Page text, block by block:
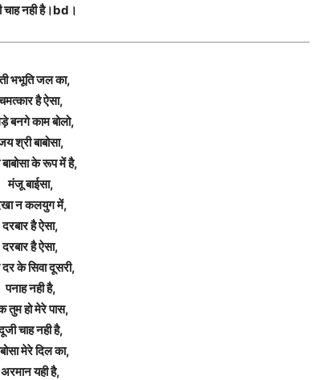
चाह नही है।bd।
भभूति जल का,
है ऐसा,
बनगे काम बोलो,
श्री बाबोसा,
बाबोसा के रूप में है,
मंजू बाईसा,
न कलयुग में,
दरबार है ऐसा,
दरबार है ऐसा,
के सिवा दूसरी,
पनाह नही है,
तुम हो मेरे पास,
चाह नही है,
मेरे दिल का,
अरमान यही है,